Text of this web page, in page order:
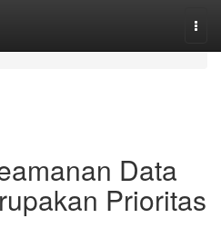
Data
Prioritas